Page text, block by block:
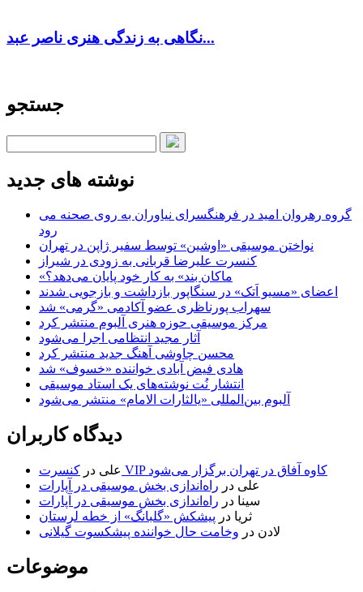
نگاهی به زندگی هنری ناصر عبد...
جستجو
نوشته های جدید
گروه رهروان امید در فرهنگسرای نیاوران به روی صحنه می
رود
نواختن موسیقی «اوشین» توسط سفیر ژاپن در تهران
کنسرت علیرضا قربانی به زودی در شیراز
«ماکان بند» به کار خود پایان می‌دهد؟
اعضای «مسیو اَتک» در سنگاپور بازداشت و بازجویی شدند
سهراب پورناظری عضو آکادمی «گرمی» شد
مرکز موسیقی حوزه هنری آلبوم منتشر کرد
آثار مجید انتظامی اجرا می‌شود
محسن چاوشی آهنگ جدید منتشر کرد
هادی فیض آبادی خواننده «خسوف» شد
انتشار نُت نوشته‌های یک استاد موسیقی
آلبوم بین‌المللی «یالثارات الامام» منتشر می‌شود
دیدگاه کاربران
علی در
کنسرت VIP کاوه آفاق در تهران برگزار می‌شود
علی در راه‌اندازی بخش موسیقی در آپارات
سینا در راه‌اندازی بخش موسیقی در آپارات
ثریا در پیشکش «گلبانگ» از خطه لرستان
لادن در وخامت حال خواننده پیشکسوت گیلانی
موضوعات